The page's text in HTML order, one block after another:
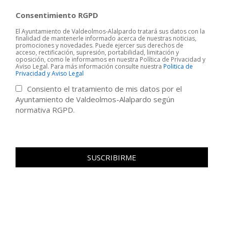
Consentimiento RGPD
El Ayuntamiento de Valdeolmos-Alalpardo tratará sus datos con la
finalidad de mantenerle informado acerca de nuestras noticias,
promociones y novedades. Puede ejercer sus derechos de
acceso, rectificación, supresión, portabilidad, limitación y
oposición, como le informamos en nuestra Política de Privacidad y
Aviso Legal. Para más información consulte nuestraPolitica de
Privacidad y Aviso Legal
Consiento el tratamiento de mis datos por el
Ayuntamiento de Valdeolmos-Alalpardo según
normativa RGPD.